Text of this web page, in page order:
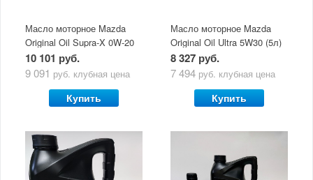
Масло моторное Mazda
Original Oil Supra-X 0W-20
(5 л)
10 101 руб.
9 091 руб. клубная цена
Купить
Масло моторное Mazda
Original Oil Ultra 5W30 (5л)
8 327 руб.
7 494 руб. клубная цена
Купить